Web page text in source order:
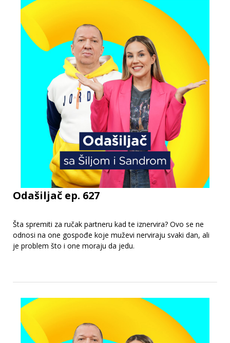
Odašiljač ep. 627
Šta spremiti za ručak partneru kad te iznervira? Ovo se ne
odnosi na one gospođe koje muževi nerviraju svaki dan, ali
je problem što i one moraju da jedu.